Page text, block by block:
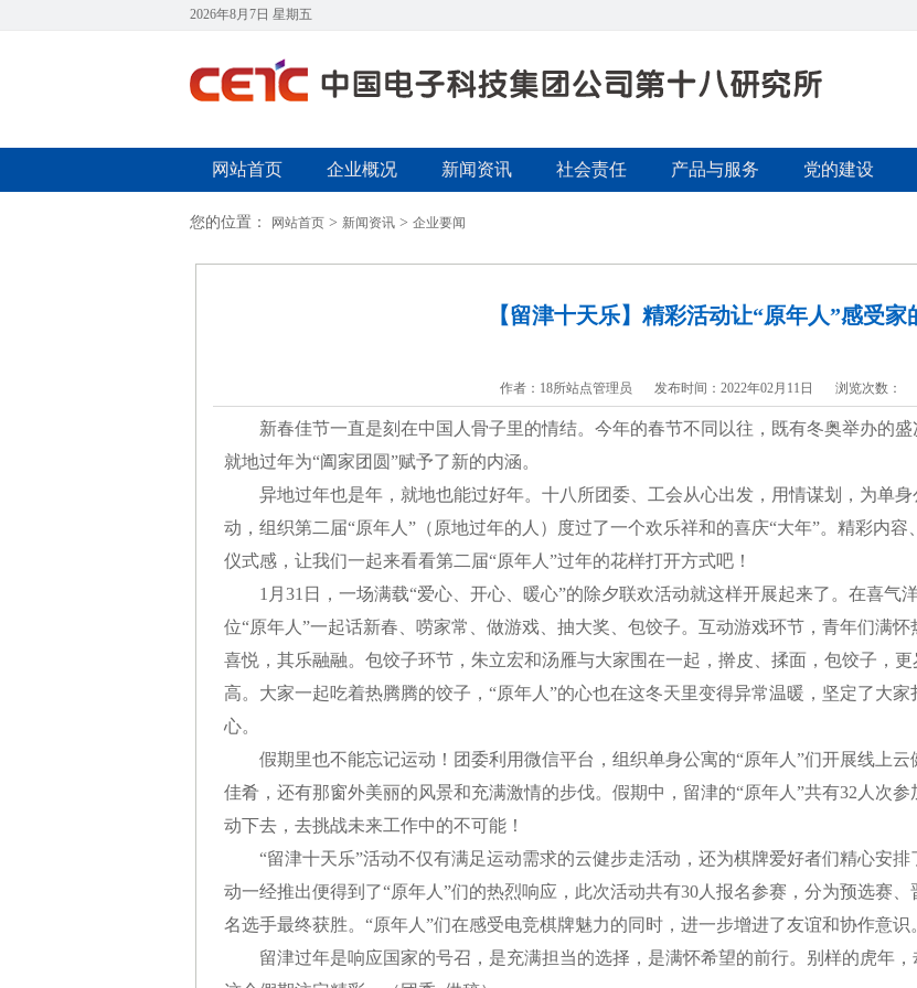
2026年8月7日 星期五
网站首页 企业概况 新闻资讯 社会责任 产品与服务 党的建设
您的位置： 网站首页 > 新闻资讯 > 企业要闻
【留津十天乐】精彩活动让“原年人”感受家
作者：18所站点管理员 发布时间：2022年02月11日 浏览次数：
新春佳节一直是刻在中国人骨子里的情结。今年的春节不同以往，既有冬奥举办的盛
就地过年为“阖家团圆”赋予了新的内涵。
异地过年也是年，就地也能过好年。十八所团委、工会从心出发，用情谋划，为单身
动，组织第二届“原年人”（原地过年的人）度过了一个欢乐祥和的喜庆“大年”。精彩内
仪式感，让我们一起来看看第二届“原年人”过年的花样打开方式吧！
1月31日，一场满载“爱心、开心、暖心”的除夕联欢活动就这样开展起来了。在喜气
位“原年人”一起话新春、唠家常、做游戏、抽大奖、包饺子。互动游戏环节，青年们满
喜悦，其乐融融。包饺子环节，朱立宏和汤雁与大家围在一起，擀皮、揉面，包饺子，
高。大家一起吃着热腾腾的饺子，“原年人”的心也在这冬天里变得异常温暖，坚定了大
心。
假期里也不能忘记运动！团委利用微信平台，组织单身公寓的“原年人”们开展线上云
佳肴，还有那窗外美丽的风景和充满激情的步伐。假期中，留津的“原年人”共有32人次
动下去，去挑战未来工作中的不可能！
“留津十天乐”活动不仅有满足运动需求的云健步走活动，还为棋牌爱好者们精心安排
动一经推出便得到了“原年人”们的热烈响应，此次活动共有30人报名参赛，分为预选赛
名选手最终获胜。“原年人”们在感受电竞棋牌魅力的同时，进一步增进了友谊和协作意识
留津过年是响应国家的号召，是充满担当的选择，是满怀希望的前行。别样的虎年，